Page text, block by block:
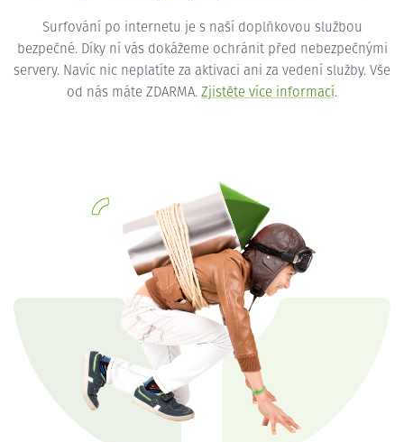
Surfování po internetu je s naší doplňkovou službou
bezpečné. Díky ní vás dokážeme ochránit před nebezpečnými
servery. Navíc nic neplatíte za aktivaci ani za vedení služby. Vše
od nás máte ZDARMA. Zjistěte více informací.